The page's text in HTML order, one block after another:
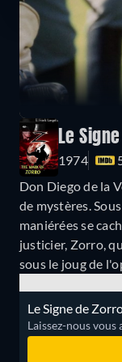
Le
1974
Don Diego de la
de mystères.
maniérées se
justicier, Zorro,
sous le joug de
Le Signe de
Laissez-nous